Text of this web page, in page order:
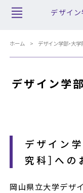
デザイン
ホーム デザイン学部・大学
デザイン学
デザイン
究科］へ
岡山県立大学デザ